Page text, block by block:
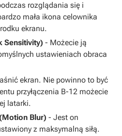
rozglądania się i
mała ikona celownika
ekranu.
Sensitivity) - Możecie ją
ustawieniach obraca
ekran. Nie powinno to być
przyłączenia B-12 możecie
latarki.
Blur) - Jest on
z maksymalną siłą.